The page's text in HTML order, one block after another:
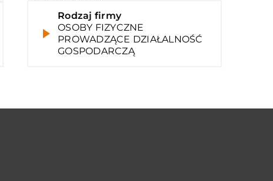
Rodzaj firmy
OSOBY FIZYCZNE
PROWADZĄCE DZIAŁALNOŚĆ
GOSPODARCZĄ